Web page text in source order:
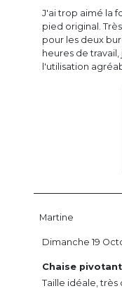
J'ai trop aimé la
pied original.
pour les deux
heures de
l'utilisation
Martine
Chaise
Taille idéale,
Dimanche 19